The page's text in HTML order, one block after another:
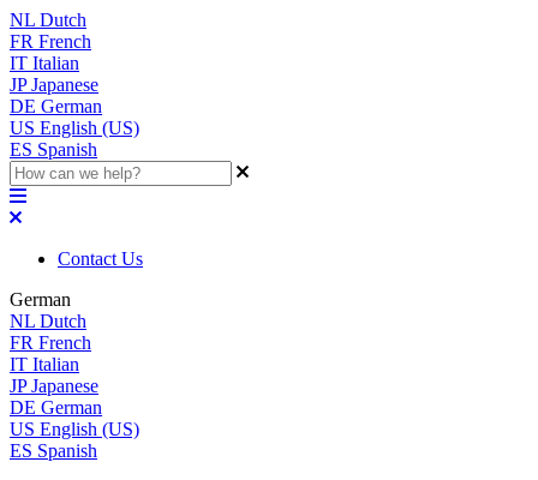
NL Dutch
FR French
IT Italian
JP Japanese
DE German
US English (US)
ES Spanish
Contact Us
German
NL Dutch
FR French
IT Italian
JP Japanese
DE German
US English (US)
ES Spanish